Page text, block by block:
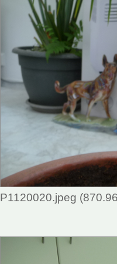
P1120020.jpeg